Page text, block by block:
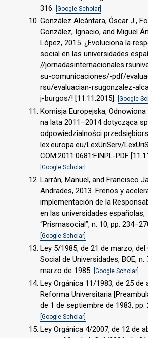
316.
[Google Scholar]
González Alcántara, Óscar J.,
González, Ignacio, and Miguel
López, 2015. ¿Evoluciona la
social en las universidades
//
su-comunicaciones/-pdf/
rsu/evaluacian-rsugonzalez-
j-burgos/! [11.11.2015]. [Google
Komisja Europejska, Odnowiona
na lata 2011–2014 dotycząca
odpowiedzialności
lex.europa.eu/LexUriServ/
COM:2011:0681:FINPL-PDF
[Google Scholar]
Larrán, Manuel, and Francisco
Andrades, 2013. Frenos y
implementación de la
en las universidades españolas,
“Prismasocial”, n. 10, pp.
[Google Scholar]
Ley 5/1985, de 21 de marzo, del
Social de Universidades, BOE, n.
marzo de 1985.
[Google Scholar]
Ley Orgánica 11/1983, de 25 de
Reforma Universitaria
de 1 de septiembre de 1983, pp.
[Google Scholar]
Ley Orgánica 4/2007, de 12 de